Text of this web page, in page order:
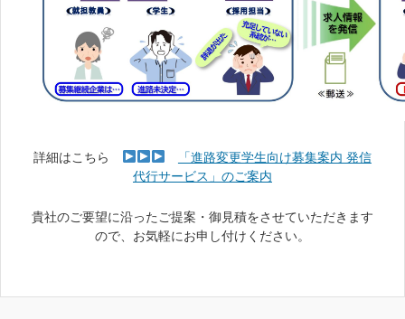
詳細はこちら
「進路変更学生向け募集案内 発信
代行サービス」のご案内
貴社のご要望に沿ったご提案・御見積をさせていただきます
ので、お気軽にお申し付けください。